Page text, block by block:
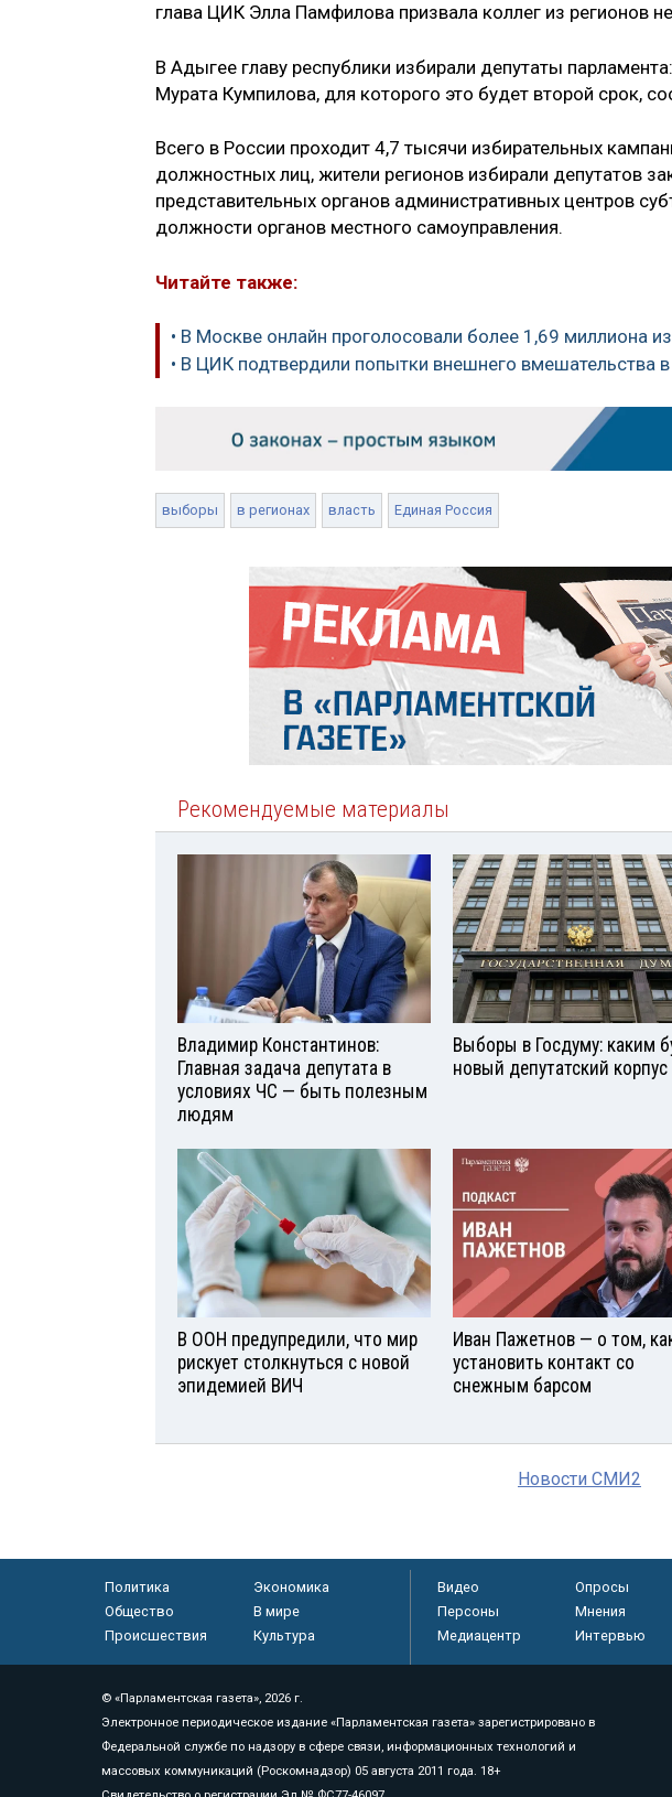
глава ЦИК Элла Памфилова призвала коллег из регионов
В Адыгее главу республики избирали депутаты
Мурата Кумпилова, для которого это будет второй срок,
Всего в России проходит 4,7 тысячи избирательных
должностных лиц, жители регионов избирали депутатов
представительных органов административных центров
должности органов местного самоуправления.
Читайте также:
• В Москве онлайн проголосовали более 1,69 миллиона
• В ЦИК подтвердили попытки внешнего вмешательства
выборы в регионах власть Единая Россия
Рекомендуемые материалы
Владимир Константинов:
Главная задача депутата в
условиях ЧС — быть полезным
людям
Выборы в Госдуму: каким
новый депутатский корпус
В ООН предупредили, что мир
рискует столкнуться с новой
эпидемией ВИЧ
Иван Пажетнов — о том,
установить контакт со
снежным барсом
Новости СМИ2
Политика
Экономика
Общество
В мире
Происшествия
Культура
Видео Опросы
Персоны
Мнения
Медиацентр
Интервью
© «Парламентская газета», 2026 г.
Электронное периодическое издание «Парламентская газета» зарегистрировано в
Федеральной службе по надзору в сфере связи, информационных технологий и
массовых коммуникаций (Роскомнадзор) 05 августа 2011 года. 18+